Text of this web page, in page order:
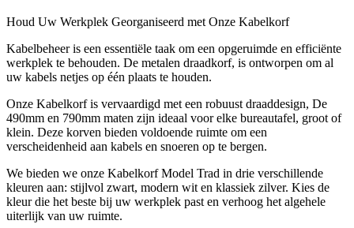
Houd Uw Werkplek Georganiseerd met Onze Kabelkorf
Kabelbeheer is een essentiële taak om een opgeruimde en efficiënte
werkplek te behouden. De metalen draadkorf, is ontworpen om al
uw kabels netjes op één plaats te houden.
Onze Kabelkorf is vervaardigd met een robuust draaddesign, De
490mm en 790mm maten zijn ideaal voor elke bureautafel, groot of
klein. Deze korven bieden voldoende ruimte om een
verscheidenheid aan kabels en snoeren op te bergen.
We bieden we onze Kabelkorf Model Trad in drie verschillende
kleuren aan: stijlvol zwart, modern wit en klassiek zilver. Kies de
kleur die het beste bij uw werkplek past en verhoog het algehele
uiterlijk van uw ruimte.